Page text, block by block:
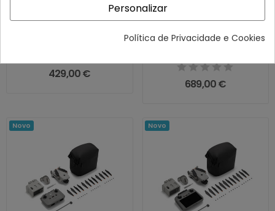
429,00 €
Drone DJI Lito X1 Fly More
689,00 €
Novo Novo
Personalizar
Política de Privacidade e Cookies